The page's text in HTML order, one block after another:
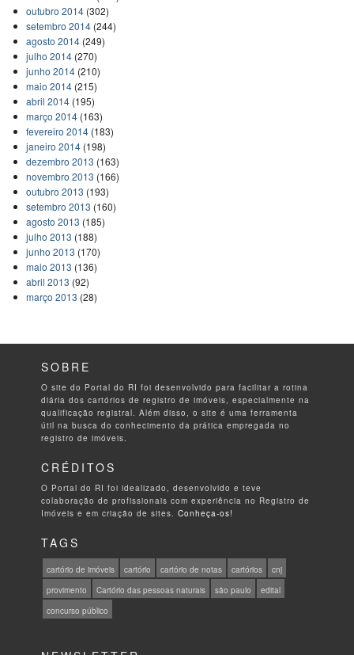
outubro 2014(302)
setembro 2014(244)
agosto 2014(249)
julho 2014(270)
junho 2014(210)
maio 2014(215)
abril 2014(195)
março 2014(163)
fevereiro 2014(183)
janeiro 2014(198)
dezembro 2013 (163)
novembro 2013 (166)
outubro 2013 (193)
setembro 2013 (160)
agosto 2013 (185)
julho 2013 (188)
junho 2013 (170)
maio 2013 (136)
abril 2013 (92)
março 2013 (28)
SOBRE
O site do Portal do RI foi desenvolvido para facilitar a rotina
diária dos cartórios de registro de imóveis, especialmente na
qualificação registral. Além disso, o site é uma ferramenta
útil na busca do conhecimento da prática empregada no
registro de imóveis.
CRÉDITOS
O Portal do RI foi idealizado, desenvolvido e teve
colaboração de profissionais com experiência no Registro de
Imóveis e em criação de sites.Conheça-os!
TAGS
cartório de imóveis cartório cartório de notas cartórios
cnj
provimento
Cartório das pessoas naturais são paulo
edital
concurso público